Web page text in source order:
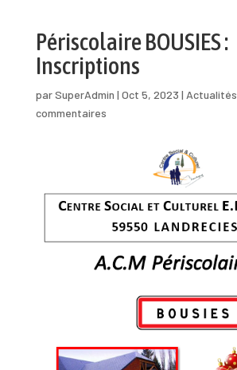
Périscolaire BOUSIES :
Inscriptions
parSuperAdmin | Oct 5, 2023 | Actualités
commentaires